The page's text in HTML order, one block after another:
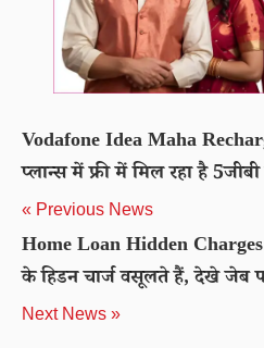
Vodafone Idea Maha
प्लान्स में फ्री में मिल रहा है
« Previous News
Home Loan Hidden
के हिडन चार्ज वसूलते हैं, देखे जेब
Next News »